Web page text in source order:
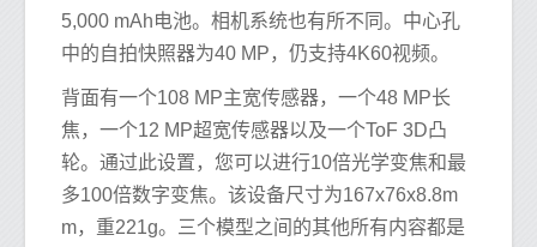
5,000 mAh电池。相机系统也有所不同。中心孔
中的自拍快照器为40 MP，仍支持4K60视频。
背面有一个108 MP主宽传感器，一个48 MP长
焦，一个12 MP超宽传感器以及一个ToF 3D凸
轮。通过此设置，您可以进行10倍光学变焦和最
多100倍数字变焦。该设备尺寸为167x76x8.8m
m，重221g。三个模型之间的其他所有内容都是